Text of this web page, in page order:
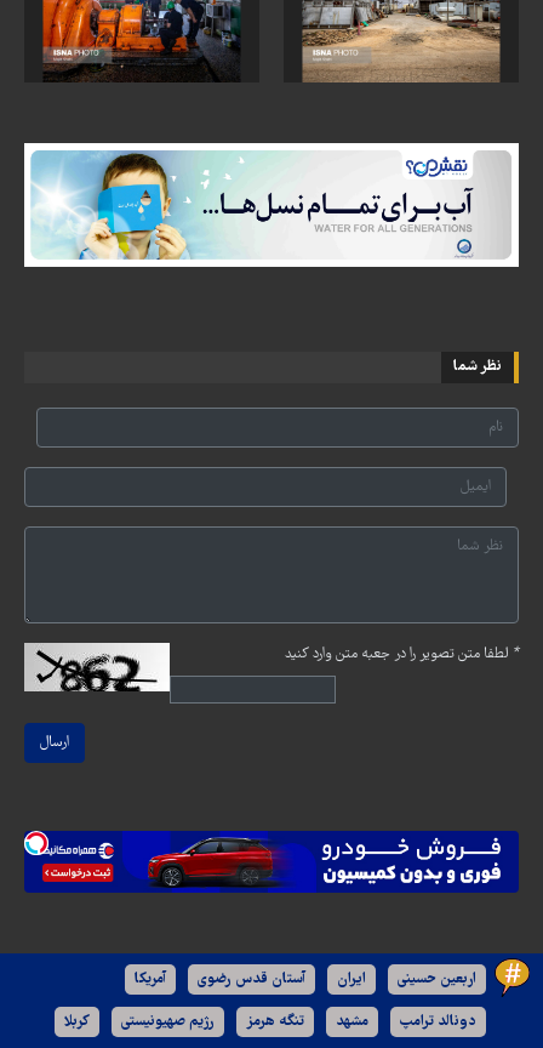
نظر شما
* لطفا متن تصویر را در جعبه متن وارد کنید
ارسال
اربعین حسینی ایران آستان قدس رضوی آمریکا
دونالد ترامپ مشهد تنگه هرمز رژیم صهیونیستی کربلا